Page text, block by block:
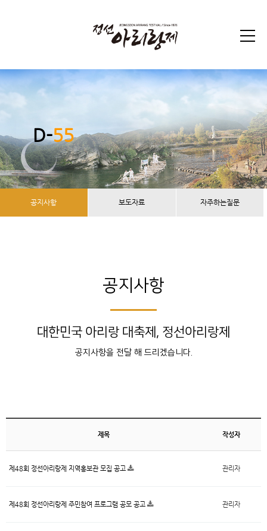
D-55
공지사항 보도자료 자주하는질문
공지사항
대한민국 아리랑 대축제, 정선아리랑제
공지사항을 전달 해 드리겠습니다.
제목 작성자
제48회 정선아리랑제 지역홍보관 모집 공고 관리자
제48회 정선아리랑제 주민참여 프로그램 공모 공고 관리자